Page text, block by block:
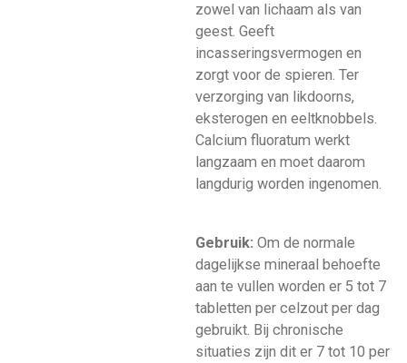
zowel van lichaam als van
geest. Geeft
incasseringsvermogen en
zorgt voor de spieren. Ter
verzorging van likdoorns,
eksterogen en eeltknobbels.
Calcium fluoratum werkt
langzaam en moet daarom
langdurig worden ingenomen.
Gebruik: Om de normale
dagelijkse mineraal behoefte
aan te vullen worden er 5 tot 7
tabletten per celzout per dag
gebruikt. Bij chronische
situaties zijn dit er 7 tot 10 per